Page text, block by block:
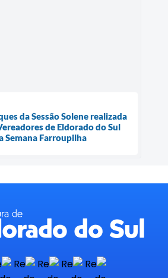
da Sessão Solene realizada
de Eldorado do Sul
Semana Farroupilha